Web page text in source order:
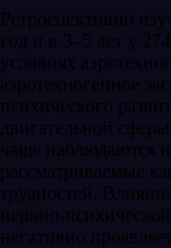
Ретроспективно
год и в 3–5 лет у
условиях
аэротехногенное
психического
двигательной
чаще наблюдаются
рассматриваемые
трудностей.
нервно-
негативно